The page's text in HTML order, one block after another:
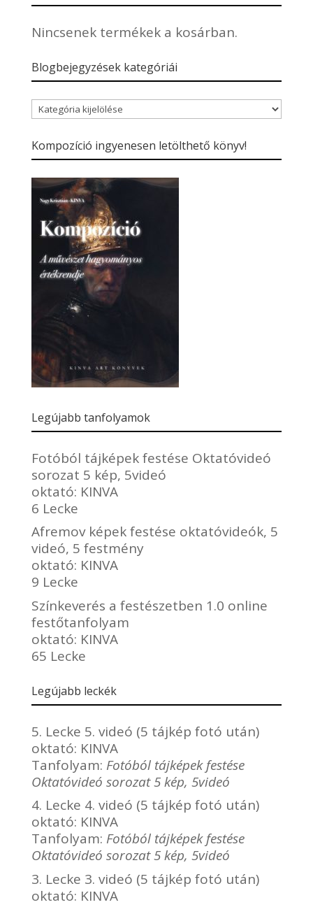
Nincsenek termékek a kosárban.
Blogbejegyzések kategóriái
Blogbejegyzések
kategóriái
Kompozíció ingyenesen letölthető könyv!
Legújabb tanfolyamok
Fotóból tájképek festése Oktatóvideó
sorozat 5 kép, 5videó
oktató: KINVA
6 Lecke
Afremov képek festése oktatóvideók, 5
videó, 5 festmény
oktató: KINVA
9 Lecke
Színkeverés a festészetben 1.0 online
festőtanfolyam
oktató: KINVA
65 Lecke
Legújabb leckék
5. Lecke 5. videó (5 tájkép fotó után)
oktató: KINVA
Tanfolyam: Fotóból tájképek festése
Oktatóvideó sorozat 5 kép, 5videó
4. Lecke 4. videó (5 tájkép fotó után)
oktató: KINVA
Tanfolyam: Fotóból tájképek festése
Oktatóvideó sorozat 5 kép, 5videó
3. Lecke 3. videó (5 tájkép fotó után)
oktató: KINVA